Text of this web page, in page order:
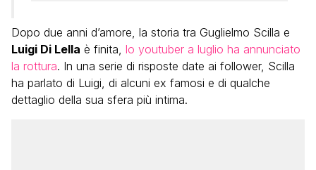
Dopo due anni d’amore, la storia tra Guglielmo Scilla e
Luigi Di Lella è finita, lo youtuber a luglio ha annunciato
la rottura. In una serie di risposte date ai follower, Scilla
ha parlato di Luigi, di alcuni ex famosi e di qualche
dettaglio della sua sfera più intima.